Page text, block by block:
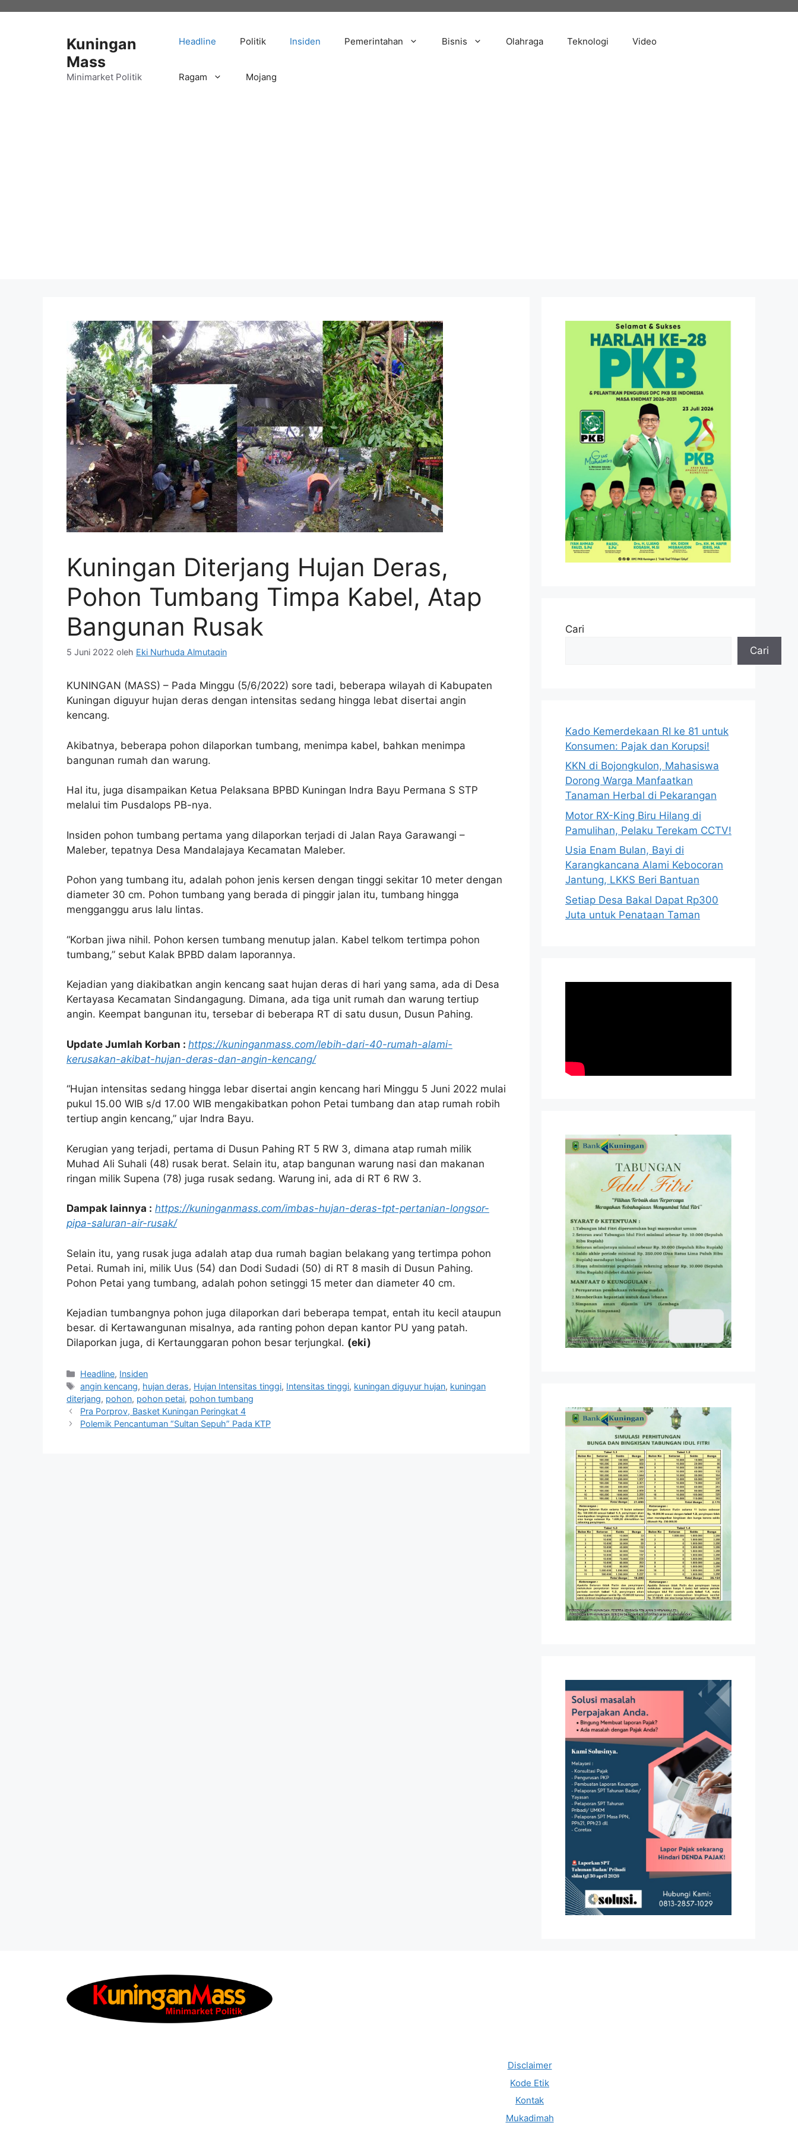
Kuningan
Mass
Minimarket Politik
Headline Politik Insiden Pemerintahan Bisnis Olahraga Teknologi Video
Ragam Mojang
Kuningan Diterjang Hujan Deras,
Pohon Tumbang Timpa Kabel, Atap
Bangunan Rusak
5 Juni 2022 oleh Eki Nurhuda Almutaqin
KUNINGAN (MASS) – Pada Minggu (5/6/2022) sore tadi, beberapa wilayah di Kabupaten
Kuningan diguyur hujan deras dengan intensitas sedang hingga lebat disertai angin
kencang.
Akibatnya, beberapa pohon dilaporkan tumbang, menimpa kabel, bahkan menimpa
bangunan rumah dan warung.
Hal itu, juga disampaikan Ketua Pelaksana BPBD Kuningan Indra Bayu Permana S STP
melalui tim Pusdalops PB-nya.
Insiden pohon tumbang pertama yang dilaporkan terjadi di Jalan Raya Garawangi –
Maleber, tepatnya Desa Mandalajaya Kecamatan Maleber.
Pohon yang tumbang itu, adalah pohon jenis kersen dengan tinggi sekitar 10 meter dengan
diameter 30 cm. Pohon tumbang yang berada di pinggir jalan itu, tumbang hingga
mengganggu arus lalu lintas.
“Korban jiwa nihil. Pohon kersen tumbang menutup jalan. Kabel telkom tertimpa pohon
tumbang,” sebut Kalak BPBD dalam laporannya.
Kejadian yang diakibatkan angin kencang saat hujan deras di hari yang sama, ada di Desa
Kertayasa Kecamatan Sindangagung. Dimana, ada tiga unit rumah dan warung tertiup
angin. Keempat bangunan itu, tersebar di beberapa RT di satu dusun, Dusun Pahing.
Update Jumlah Korban : https://kuninganmass.com/lebih-dari-40-rumah-alami-
kerusakan-akibat-hujan-deras-dan-angin-kencang/
“Hujan intensitas sedang hingga lebar disertai angin kencang hari Minggu 5 Juni 2022 mulai
pukul 15.00 WIB s/d 17.00 WIB mengakibatkan pohon Petai tumbang dan atap rumah robih
tertiup angin kencang,” ujar Indra Bayu.
Kerugian yang terjadi, pertama di Dusun Pahing RT 5 RW 3, dimana atap rumah milik
Muhad Ali Suhali (48) rusak berat. Selain itu, atap bangunan warung nasi dan makanan
ringan milik Supena (78) juga rusak sedang. Warung ini, ada di RT 6 RW 3.
Dampak lainnya : https://kuninganmass.com/imbas-hujan-deras-tpt-pertanian-longsor-
pipa-saluran-air-rusak/
Selain itu, yang rusak juga adalah atap dua rumah bagian belakang yang tertimpa pohon
Petai. Rumah ini, milik Uus (54) dan Dodi Sudadi (50) di RT 8 masih di Dusun Pahing.
Pohon Petai yang tumbang, adalah pohon setinggi 15 meter dan diameter 40 cm.
Kejadian tumbangnya pohon juga dilaporkan dari beberapa tempat, entah itu kecil ataupun
besar. di Kertawangunan misalnya, ada ranting pohon depan kantor PU yang patah.
Dilaporkan juga, di Kertaunggaran pohon besar terjungkal. (eki)
Kategori
Headline, Insiden
Tag
angin kencang, hujan deras, Hujan Intensitas tinggi, Intensitas tinggi, kuningan diguyur hujan, kuningan
diterjang, pohon, pohon petai, pohon tumbang
Pra Porprov, Basket Kuningan Peringkat 4
Polemik Pencantuman “Sultan Sepuh” Pada KTP
Cari
Cari
Kado Kemerdekaan RI ke 81 untuk
Konsumen: Pajak dan Korupsi!
KKN di Bojongkulon, Mahasiswa
Dorong Warga Manfaatkan
Tanaman Herbal di Pekarangan
Motor RX-King Biru Hilang di
Pamulihan, Pelaku Terekam CCTV!
Usia Enam Bulan, Bayi di
Karangkancana Alami Kebocoran
Jantung, LKKS Beri Bantuan
Setiap Desa Bakal Dapat Rp300
Juta untuk Penataan Taman
Disclaimer
Kode Etik
Kontak
Mukadimah